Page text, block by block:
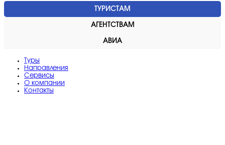
ТУРИСТАМ
АГЕНТСТВАМ
АВИА
Туры
Направления
Сервисы
O компании
Контакты